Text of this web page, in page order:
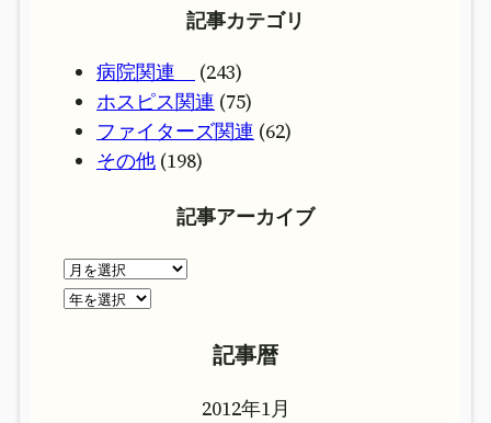
記事カテゴリ
病院関連
(243)
ホスピス関連 (75)
ファイターズ関連 (62)
その他 (198)
記事アーカイブ
ア
ー
ア
記事暦
2012年1月